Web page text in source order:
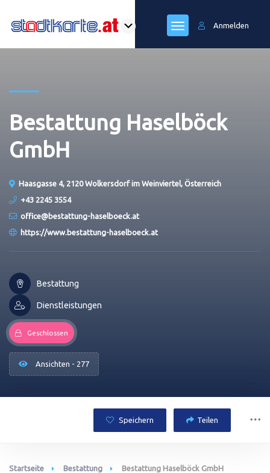
Anmelden
Bestattung Haselböck
GmbH
Haasgasse 4, 2120 Wolkersdorf im Weinviertel, Österreich
+43 2245 3554
office@bestattung-haselboeck.at
https://www.bestattung-haselboeck.at
Bestattung
Dienstleistungen
Geschlossen
Ansichten - 277
Speichern Teilen
Startseite Bestattung Bestattung Haselböck GmbH